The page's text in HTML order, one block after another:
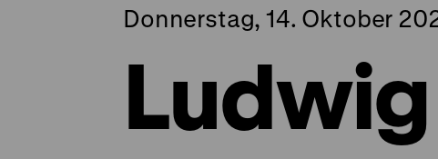
Donnerstag, 14. Oktober